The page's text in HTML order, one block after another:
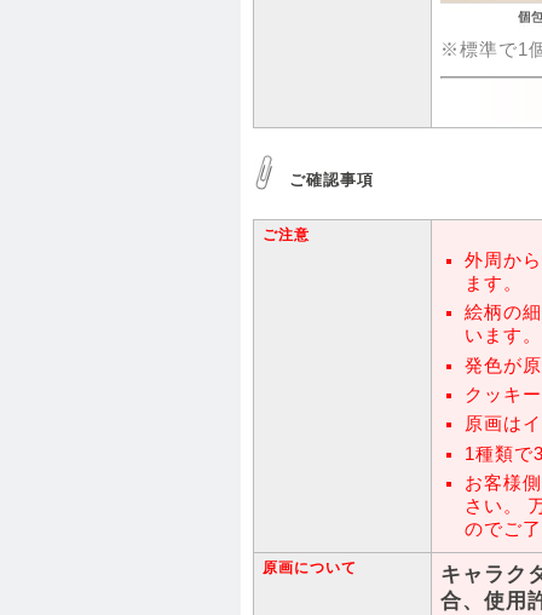
※標準で1
ご確認事項
ご注意
外周か
ます。
絵柄の
います。
発色が
クッキ
原画は
1種類で
お客様
さい。
のでご
原画について
キャラク
合、使用